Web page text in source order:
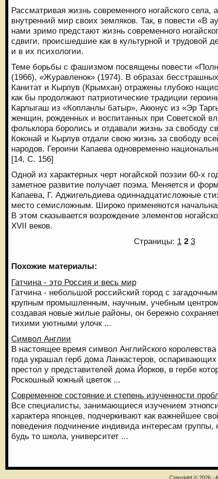
Рассматривая жизнь современного ногайского села,
внутренний мир своих земляков. Так, в повести «В
нами зримо предстают жизнь современного
сдвиги, происшедшие как в культурной и трудовой
и в их психологии.
Теме борьбы с фашизмом посвящены повести
(1966), «Журавленок» (1974). В образах
Канитат и Кырлув (Крымхан) отражены глубоко
как бы продолжают патриотические традиции
Карлыгаш из «Копланлы батыр», Акюнус из «Эр
женщин, рожденных и воспитанных при Советской
фольклора боролись и отдавали жизнь за свободу
Коконай и Кырлув отдали свою жизнь за свободу
народов. Героини Капаева одновременно
[14, С. 156]
Одной из характерных черт ногайской поэзии 60-х
заметное развитие получает поэма. Меняется и
Капаева, Г. Аджигельдиева одиннадцатисложные
место семисложным. Широко применяются
В этом сказывается возрождение элементов
XVII веков.
Страницы: 1 2 3
Похожие материалы:
Гатчина - это Россия и весь мир
Гатчина - небольшой российский город с
крупным промышленным, научным, учебным центром
создавая новые жилые районы, он бережно
тихими уютными улочк ...
Символ Англии
В настоящее время символ Английского
года украшал герб дома Ланкастеров,
престол у представителей дома Йорков, в гербе
Роскошный южный цветок ...
Современное состояние и степень изученности
Все специалисты, занимающиеся изучением
характера японцев, подчеркивают как важнейшее
поведения подчинение индивида интересам группы,
будь то школа, университет ...
Copyright © 2026 -